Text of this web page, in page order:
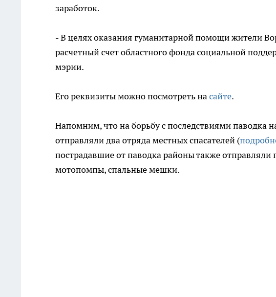
заработок.
- В целях оказания гуманитарной помощи жители
расчетный счет областного фонда социальной
мэрии.
Его реквизиты можно посмотреть насайте.
Напомним, что на борьбу с последствиями паводка
отправляли два отряда местных спасателей (
пострадавшие от паводка районы также
мотопомпы, спальные мешки.